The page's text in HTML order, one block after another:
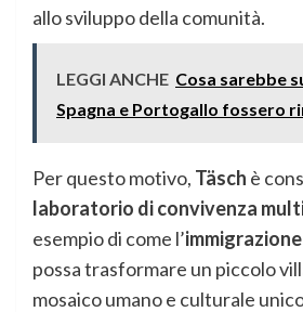
allo sviluppo della comunità.
LEGGI ANCHE Cosa sarebbe
Spagna e Portogallo fossero
Per questo motivo, Täsch è
laboratorio di convivenza
esempio di come l’
possa trasformare un piccolo
mosaico umano e culturale